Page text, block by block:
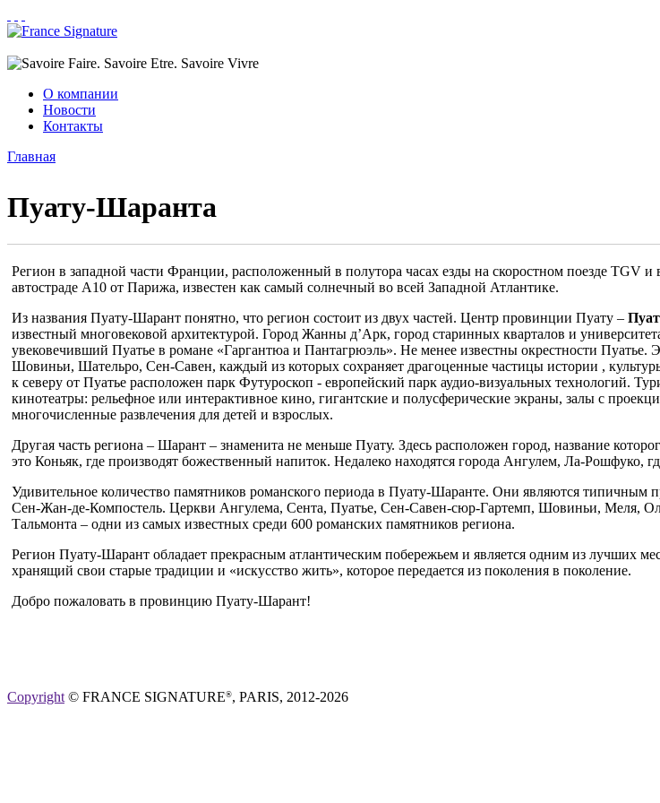
О компании
Новости
Контакты
Главная
Пуату-Шаранта
Регион в западной части Франции, расположенный в полутора часах езды на скоростном поезде TGV и
автостраде А10 от Парижа, известен как самый солнечный во всей Западной Атлантике.
Из названия Пуату-Шарант понятно, что регион состоит из двух частей. Центр провинции Пуату –
известный многовековой архитектурой. Город Жанны д’Арк, город старинных кварталов и
увековечивший Пуатье в романе «Гаргантюа и Пантагрюэль». Не менее известны окрестности Пуатье.
Шовиньи, Шательро, Сен-Савен, каждый из которых сохраняет драгоценные частицы истории ,
к северу от Пуатье расположен парк Футуроскоп - европейский парк аудио-визуальных технологий.
кинотеатры: рельефное или интерактивное кино, гигантские и полусферические экраны, залы с
многочисленные развлечения для детей и взрослых.
Другая часть региона – Шарант – знаменита не меньше Пуату. Здесь расположен город, название
это Коньяк, где производят божественный напиток. Недалеко находятся города Ангулем, Ла-Рошфуко,
Удивительное количество памятников романского периода в Пуату-Шаранте. Они являются типичным
Сен-Жан-де-Компостель. Церкви Ангулема, Сента, Пуатье, Сен-Савен-сюр-Гартемп, Шовиньи, Меля,
Тальмонта – одни из самых известных среди 600 романских памятников региона.
Регион Пуату-Шарант обладает прекрасным атлантическим побережьем и является одним из лучших
хранящий свои старые традиции и «искусство жить», которое передается из поколения в поколение.
Добро пожаловать в провинцию Пуату-Шарант!
Copyright © FRANCE SIGNATURE®, PARIS, 2012-2026